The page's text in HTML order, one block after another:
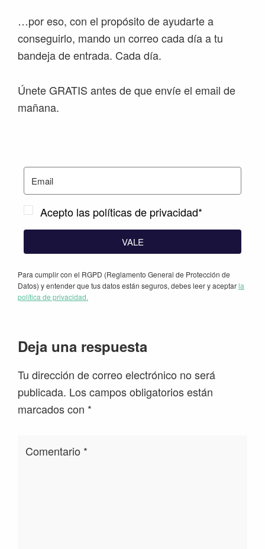
…por eso, con el propósito de ayudarte a
conseguirlo, mando un correo cada día a tu
bandeja de entrada. Cada día.
Únete GRATIS antes de que envíe el email de
mañana.
Acepto las políticas de privacidad*
VALE
Para cumplir con el RGPD (Reglamento General de Protección de
Datos) y entender que tus datos están seguros, debes leer y aceptarla
política de privacidad.
Interacciones
los
lectores
Deja una respuesta
Tu dirección de correo electrónico no será
publicada. Los campos obligatorios están
marcados con *